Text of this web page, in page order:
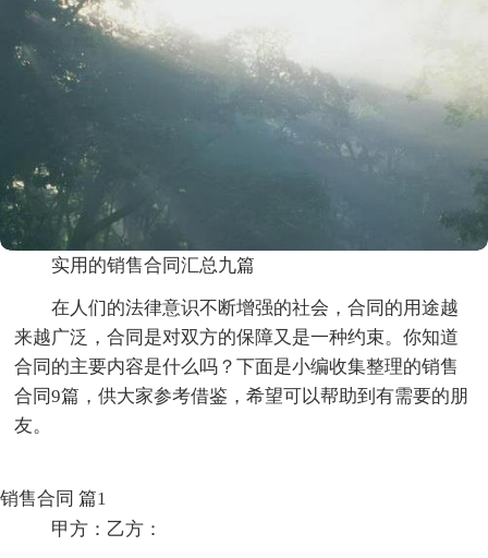
实用的销售合同汇总九篇
在人们的法律意识不断增强的社会，合同的用途越
来越广泛，合同是对双方的保障又是一种约束。你知道
合同的主要内容是什么吗？下面是小编收集整理的销售
合同9篇，供大家参考借鉴，希望可以帮助到有需要的朋
友。
销售合同 篇1
甲方：乙方：